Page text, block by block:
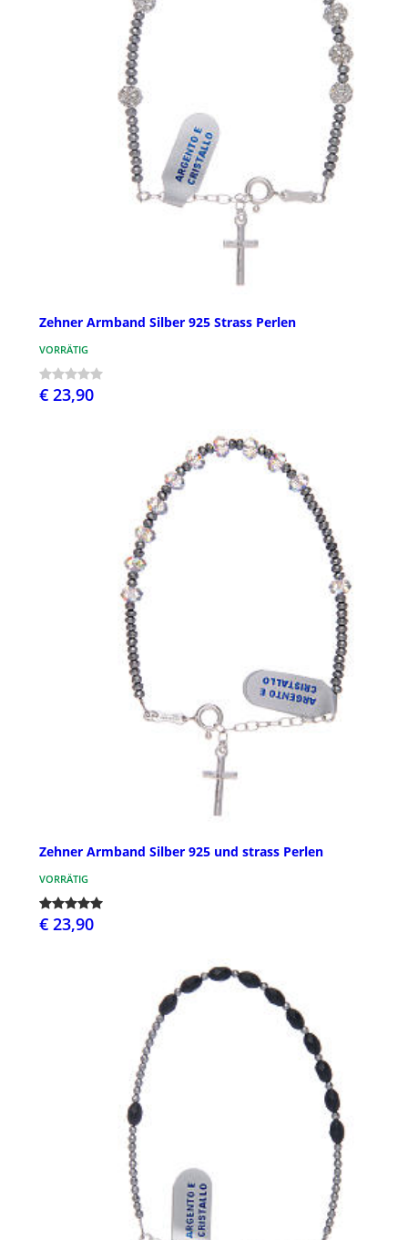
Zehner Armband Silber 925 Strass Perlen
VORRÄTIG
€ 23,90
Zehner Armband Silber 925 und strass Perlen
VORRÄTIG
€ 23,90